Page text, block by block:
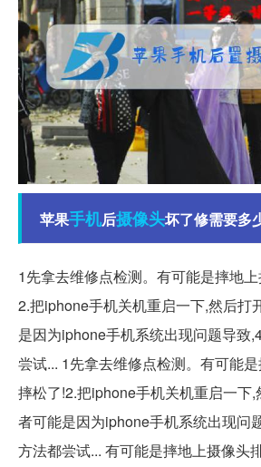
苹果手机后摄像头坏了修需要多
1先拿去维修点检测。有可能是摔地
2.把iphone手机关机重启一下,然后打
是因为iphone手机系统出现问题导致
尝试... 1先拿去维修点检测。有可能
摔松了!2.把iphone手机关机重启一下
者可能是因为iphone手机系统出现问
方法都尝试... 有可能是摔地上摄像头